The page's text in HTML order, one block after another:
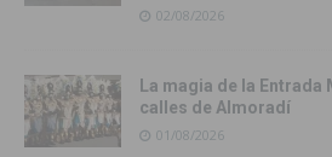
02/08/2026
La magia de la
calles de Almoradí
01/08/2026